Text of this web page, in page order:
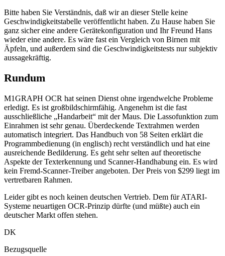
Bitte haben Sie Verständnis, daß wir an dieser Stelle keine
Geschwindigkeitstabelle veröffentlicht haben. Zu Hause haben Sie
ganz sicher eine andere Gerätekonfiguration und Ihr Freund Hans
wieder eine andere. Es wäre fast ein Vergleich von Birnen mit
Äpfeln, und außerdem sind die Geschwindigkeitstests nur subjektiv
aussagekräftig.
Rundum
M1GRAPH OCR hat seinen Dienst ohne irgendwelche Probleme
erledigt. Es ist großbildschirmfähig. Angenehm ist die fast
ausschließliche „Handarbeit“ mit der Maus. Die Lassofunktion zum
Einrahmen ist sehr genau. Überdeckende Textrahmen werden
automatisch integriert. Das Handbuch von 58 Seiten erklärt die
Programmbedienung (in englisch) recht verständlich und hat eine
ausreichende Bedilderung. Es geht sehr selten auf theoretische
Aspekte der Texterkennung und Scanner-Handhabung ein. Es wird
kein Fremd-Scanner-Treiber angeboten. Der Preis von $299 liegt im
vertretbaren Rahmen.
Leider gibt es noch keinen deutschen Vertrieb. Dem für ATARI-
Systeme neuartigen OCR-Prinzip dürfte (und müßte) auch ein
deutscher Markt offen stehen.
DK
Bezugsquelle